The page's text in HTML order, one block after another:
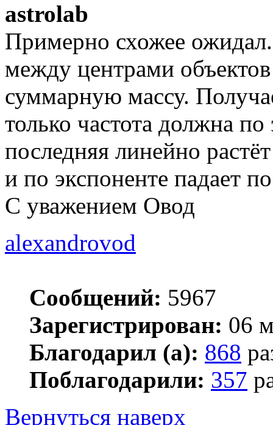
astrolab
Примерно схожее
между центрами
суммарную массу.
только частота должна
последняя линейно
и по экспоненте падает
С уважением Овод
alexandrovod
Сообщений: 5967
Зарегистрирован: 06
Благодарил (а): 868
Поблагодарили: 357
Вернуться наверх